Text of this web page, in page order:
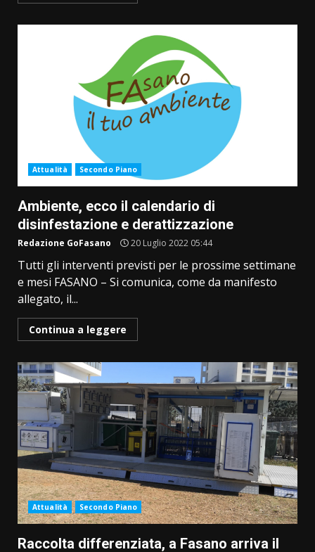
Attualità Secondo Piano
Ambiente, ecco il calendario di
disinfestazione e derattizzazione
Redazione GoFasano 20 Luglio 2022 05:44
Tutti gli interventi previsti per le prossime settimane
e mesi FASANO – Si comunica, come da manifesto
allegato, il...
Continua a leggere
Attualità Secondo Piano
Raccolta differenziata, a Fasano arriva il